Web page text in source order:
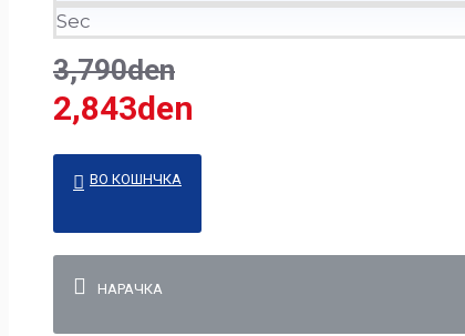
Sec
3,790den
2,843den
ВО КОШНЧКА
НАРАЧКА